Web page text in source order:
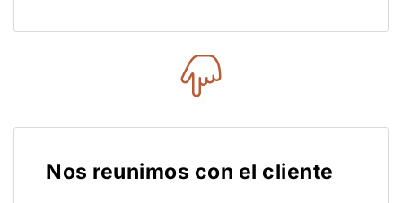
El profesional asignado escucha de primera